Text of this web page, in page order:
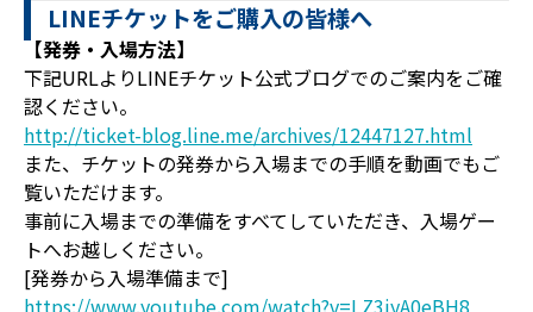
LINEチケットをご購入の皆様へ
【発券・入場方法】
下記URLよりLINEチケット公式ブログでのご案内をご確
認ください。
http://ticket-blog.line.me/archives/12447127.html
また、チケットの発券から入場までの手順を動画でもご
覧いただけます。
事前に入場までの準備をすべてしていただき、入場ゲー
トへお越しください。
[発券から入場準備まで]
https://www.youtube.com/watch?v=LZ3iyA0eBH8